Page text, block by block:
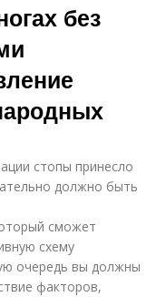
без
стопы принесло
должно быть
сможет
схему
очередь вы должны
факторов,